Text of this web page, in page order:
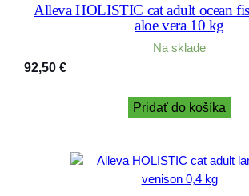
Alleva HOLISTIC cat adult ocean
aloe vera 10 kg
Na sklade
92,50 €
Pridať do košíka